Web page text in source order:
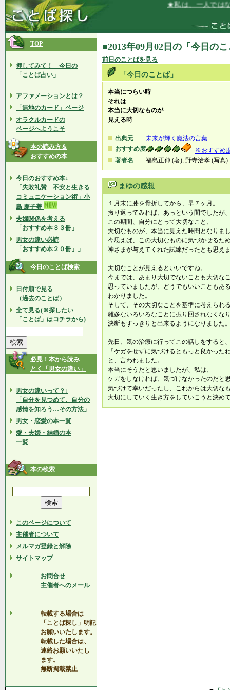
★私は、一人ではな
TOP
押してみて！ 今日の
「ことば占い」
アファメーションとは？
「無地のカード」ページ
オラクルカードの
ページへようこそ
本の読み方＆
おすすめの本
今日のおすすめ本↓
「失敗礼賛 不安と生きる
コミュニケーション術」小
島 慶子著
夫婦関係を考える
「おすすめ本３３冊」
男女の違い必読
「おすすめ本２０冊」」
今日のことば検索
日付順で見る
（過去のことば）
全て見る(※探したい
「ことば」はコチラから)
必見！本から読み
とく「男女の違い」
男女の違いって？↓
「自分を見つめて、自分の
感情を知ろう…その方法」
男女・恋愛の本一覧
愛・夫婦・結婚の本
一覧
本の検索
このページについて
主催者について
メルマガ登録と解除
サイトマップ
お問合せ
主催者へのメール
転載する場合は
「ことば探し」明記
お願いいたします。
転載した場合は、
連絡お願いいたし
ます。
無断掲載禁止
■2013年09月02日の「今日の
前日のことばを見る
「今日のことば」
本当につらい時
それは
本当に大切なものが
見える時
出典元
未来が輝く魔法の言葉
おすすめ度
※おすすめ
著者名
福島正伸 (著), 野寺治孝 (写真)
まゆの感想
１月末に膝を骨折してから、早７ヶ月。
振り返ってみれば、あっという間でしたが
この期間、自分にとって大切なこと、
大切なものが、本当に見えた時間となりま
今思えば、この大切なものに気づかせるた
神さまが与えてくれた試練だったとも思え
大切なことが見えるといいですね。
今までは、あまり大切でないことも大切な
思っていましたが、どうでもいいこともあ
わかりました。
そして、その大切なことを基準に考えられ
雑多ないろいろなことに振り回されなくな
決断もすっきりと出来るようになりました
先日、気の治療に行ってこの話しをすると
「ケガをせずに気づけるともっと良かった
と、言われました。
本当にそうだと思いましたが、私は、
ケガをしなければ、気づけなかったのだと
気づけて幸いだったし、これからは大切な
大切にしていく生き方をしていこうと決め